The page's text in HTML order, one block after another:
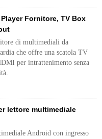
Fornitore, TV Box
di multimediali da
che offre una scatola TV
per intrattenimento senza
lettore multimediale
Android con ingresso